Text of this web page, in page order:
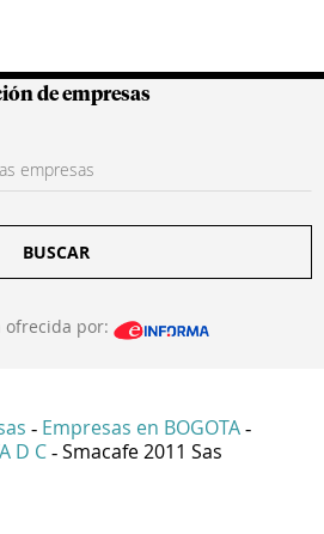
Colombianas
de empresas
BUSCAR
ofrecida por:
- Empresas en BOGOTA -
D C - Smacafe 2011 Sas